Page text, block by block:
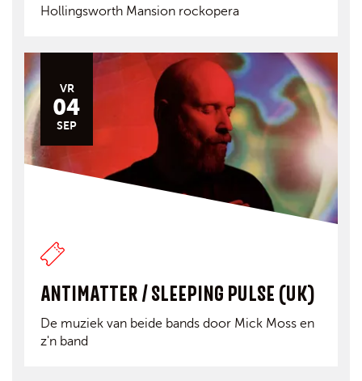
Hollingsworth Mansion rockopera
VR
04
SEP
ANTIMATTER / SLEEPING PULSE (UK)
De muziek van beide bands door Mick Moss en
z'n band